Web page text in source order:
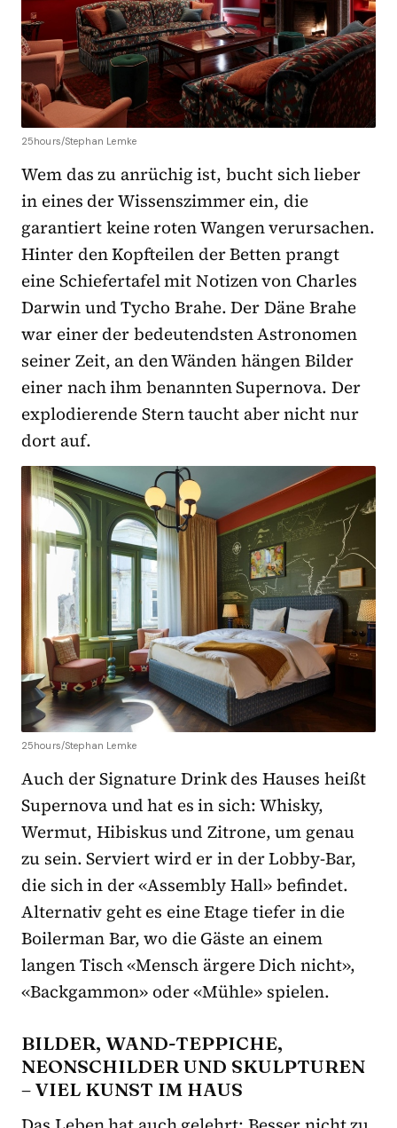
25hours/Stephan Lemke
Wem das zu anrüchig ist, bucht sich lieber
in eines der Wissenszimmer ein, die
garantiert keine roten Wangen verursachen.
Hinter den Kopfteilen der Betten prangt
eine Schiefertafel mit Notizen von Charles
Darwin und Tycho Brahe. Der Däne Brahe
war einer der bedeutendsten Astronomen
seiner Zeit, an den Wänden hängen Bilder
einer nach ihm benannten Supernova. Der
explodierende Stern taucht aber nicht nur
dort auf.
25hours/Stephan Lemke
Auch der Signature Drink des Hauses heißt
Supernova und hat es in sich: Whisky,
Wermut, Hibiskus und Zitrone, um genau
zu sein. Serviert wird er in der Lobby-Bar,
die sich in der «Assembly Hall» befindet.
Alternativ geht es eine Etage tiefer in die
Boilerman Bar, wo die Gäste an einem
langen Tisch «Mensch ärgere Dich nicht»,
«Backgammon» oder «Mühle» spielen.
BILDER, WAND-TEPPICHE,
NEONSCHILDER UND SKULPTUREN
– VIEL KUNST IM HAUS